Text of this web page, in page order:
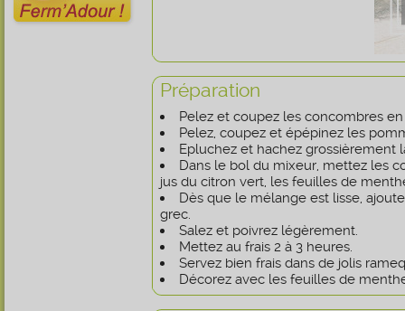
Préparation
Pelez et coupez les concombres en
Pelez, coupez et épépinez les
Epluchez et hachez grossièrement
Dans le bol du mixeur, mettez les
jus du citron vert, les feuilles de
Dès que le mélange est lisse,
grec.
Salez et poivrez légèrement.
Mettez au frais 2 à 3 heures.
Servez bien frais dans de jolis
Décorez avec les feuilles de